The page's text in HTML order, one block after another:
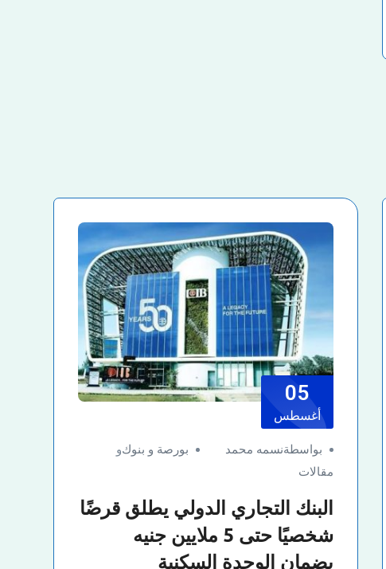
05
أغسطس
بواسطةنسمه محمد بورصة و بنوكو
مقالات
البنك التجاري الدولي يطلق قرضًا
شخصيًا حتى 5 ملايين جنيه
بضمان الوحدة السكنية